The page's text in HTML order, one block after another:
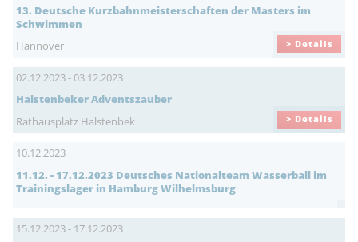
13. Deutsche Kurzbahnmeisterschaften der Masters im
Schwimmen
Hannover
> Details
02.12.2023 - 03.12.2023
Halstenbeker Adventszauber
Rathausplatz Halstenbek
> Details
10.12.2023
11.12. - 17.12.2023 Deutsches Nationalteam Wasserball im
Trainingslager in Hamburg Wilhelmsburg
15.12.2023 - 17.12.2023